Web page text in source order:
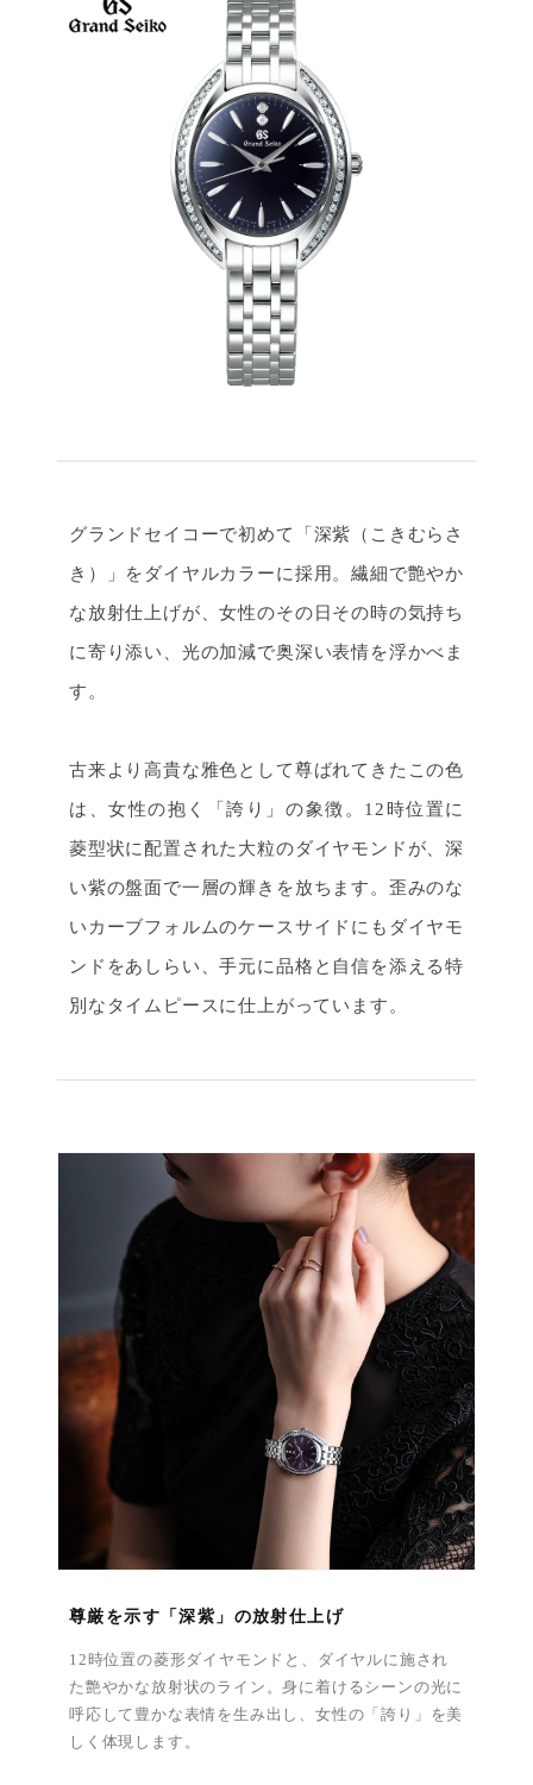
グランドセイコーで初めて「深紫（こきむらさ
き）」をダイヤルカラーに採用。繊細で艶やか
な放射仕上げが、女性のその日その時の気持ち
に寄り添い、光の加減で奥深い表情を浮かべま
す。
古来より高貴な雅色として尊ばれてきたこの色
は、女性の抱く「誇り」の象徴。12時位置に
菱型状に配置された大粒のダイヤモンドが、深
い紫の盤面で一層の輝きを放ちます。歪みのな
いカーブフォルムのケースサイドにもダイヤモ
ンドをあしらい、手元に品格と自信を添える特
別なタイムピースに仕上がっています。
尊厳を示す「深紫」の放射仕上げ
12時位置の菱形ダイヤモンドと、ダイヤルに施され
た艶やかな放射状のライン。身に着けるシーンの光に
呼応して豊かな表情を生み出し、女性の「誇り」を美
しく体現します。